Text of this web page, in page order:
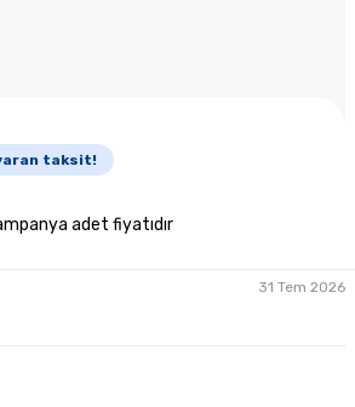
taksit!
adet fiyatıdır
31 Tem 2026